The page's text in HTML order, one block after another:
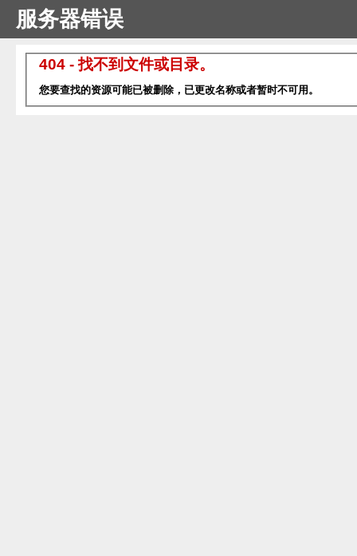
服务器错误
404 - 找不到文件或目录。
您要查找的资源可能已被删除，已更改名称或者暂时不可用。